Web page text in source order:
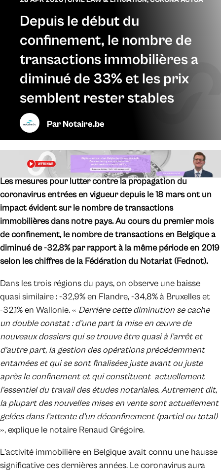
Depuis le début du
confinement, le nombre de
transactions immobilières a
diminué de 33% et les prix
semblent rester stables
ParNotaire.be
Les mesures pour lutter contre la propagation du
coronavirus entrées en vigueur depuis le 18 mars ont un
impact évident sur le nombre de transactions
immobilières dans notre pays. Au cours du premier mois
de confinement, le nombre de transactions en Belgique a
diminué de -32,8% par rapport à la même période en 2019
selon les chiffres de la Fédération du Notariat (Fednot).
Dans les trois régions du pays, on observe une baisse
quasi similaire : -32,9% en Flandre, -34,8% à Bruxelles et
-32,1% en Wallonie. « Derrière cette diminution se cache
un double constat : d’une part la mise en œuvre de
nouveaux dossiers qui se trouve être quasi à l’arrêt et
d’autre part, la gestion des opérations précédemment
entamées et qui se sont finalisées juste avant ou juste
après le confinement et qui constituent actuellement
l’essentiel du travail des études notariales. Autrement dit,
la plupart des nouvelles mises en vente sont actuellement
gelées dans l’attente d’un déconfinement (partiel ou total)
», explique le notaire Renaud Grégoire.
L’activité immobilière en Belgique avait connu une hausse
significative ces dernières années. Le coronavirus aura